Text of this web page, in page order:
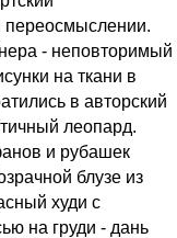
- неповторимый
на ткани в
в авторский
леопард.
и рубашек
блузе из
худи с
на груди - дань